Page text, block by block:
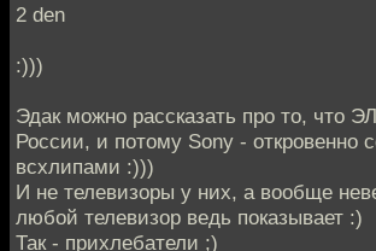
2 den
:)))
Эдак можно рассказать про то, что
России, и потому Sony - откровенно
всхлипами :)))
И не телевизоры у них, а вообще
любой телевизор ведь показывает :)
Так - прихлебатели ;)